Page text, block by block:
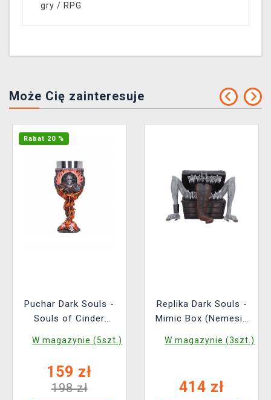
gry / RPG
Może Cię zainteresuje
Rabat 20 %
Puchar Dark Souls -
Souls of Cinder
W magazynie (5szt.)
159 zł
198 zł
Replika Dark Souls -
Mimic Box (Nemesis
W magazynie (3szt.)
414 zł